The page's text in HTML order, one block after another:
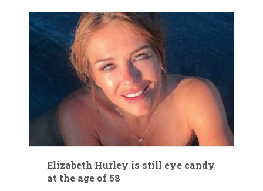
Elizabeth Hurley is still eye candy
at the age of 58